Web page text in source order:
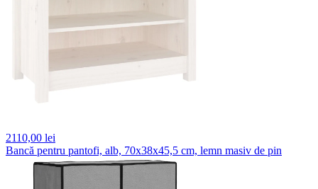
2110,00 lei
Bancă pentru pantofi, alb, 70x38x45,5 cm, lemn masiv de pin